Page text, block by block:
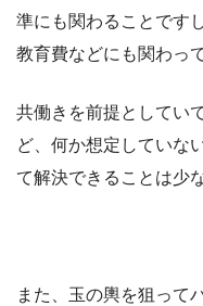
準にも関わることです
教育費などにも関わっ
共働きを前提としてい
ど、何か想定していな
て解決できることは少
また、玉の輿を狙って